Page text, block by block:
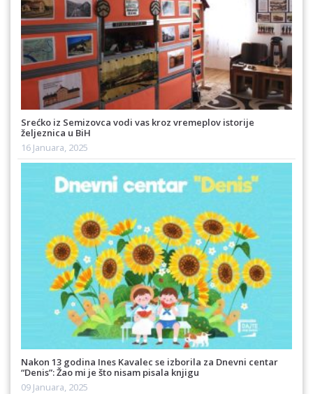
Srećko iz Semizovca vodi vas kroz vremeplov istorije
željeznica u BiH
16 Januara, 2025
Nakon 13 godina Ines Kavalec se izborila za Dnevni centar
“Denis”: Žao mi je što nisam pisala knjigu
09 Januara, 2025